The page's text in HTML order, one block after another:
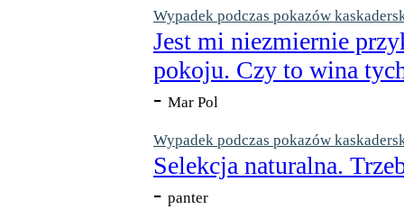
Wypadek podczas pokazów
Jest mi niezmiernie
pokoju. Czy to wina
- Mar Pol
Wypadek podczas pokazów
Selekcja naturalna.
- panter